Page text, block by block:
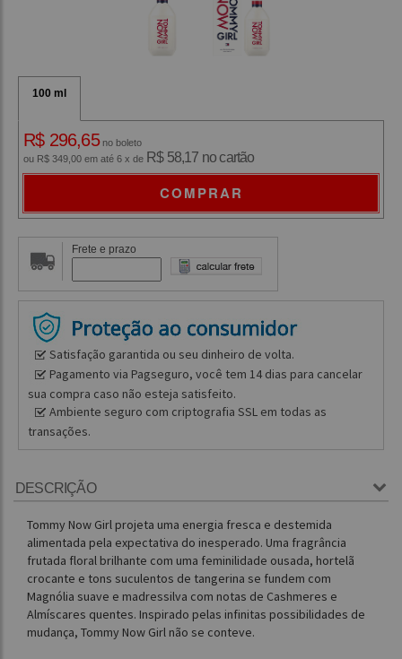
100 ml
R$ 296,65no boleto
ou R$ 349,00 em até 6 x de R$ 58,17 no cartão
COMPRAR
Frete e prazo
Satisfação garantida ou seu dinheiro de volta.
Pagamento via Pagseguro, você tem 14 dias para cancelar
sua compra caso não esteja satisfeito.
Ambiente seguro com criptografia SSL em todas as
transações.
DESCRIÇÃO
Tommy Now Girl projeta uma energia fresca e destemida
alimentada pela expectativa do inesperado. Uma fragrância
frutada floral brilhante com uma feminilidade ousada, hortelã
crocante e tons suculentos de tangerina se fundem com
Magnólia suave e madressilva com notas de Cashmeres e
Almíscares quentes. Inspirado pelas infinitas possibilidades de
mudança, Tommy Now Girl não se conteve.